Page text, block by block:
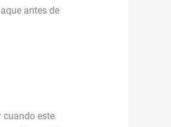
antes de
cuando este